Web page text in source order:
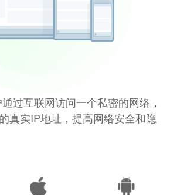
过互联网访问一个私密的网络，
真实IP地址，提高网络安全和隐